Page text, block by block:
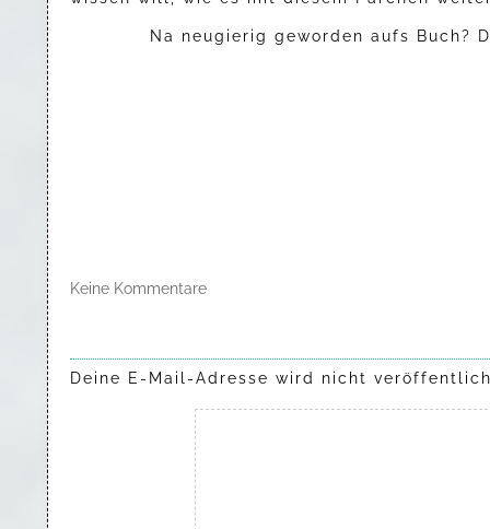
Na neugierig geworden aufs Buch?
Keine Kommentare
Deine E-Mail-Adresse wird nicht